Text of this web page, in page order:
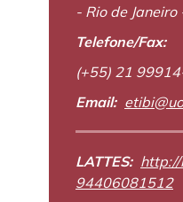
- Rio de Janeiro
Telefone/Fax:
(+55) 21
Email:
LATTES:
94406081512